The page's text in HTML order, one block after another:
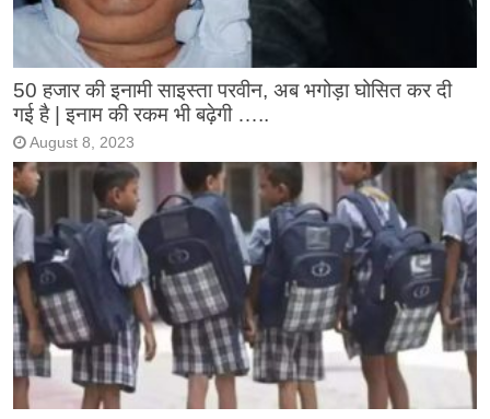
50 हजार की इनामी साइस्ता परवीन, अब भगोड़ा घोसित कर दी
गई है | इनाम की रकम भी बढ़ेगी …..
August 8, 2023